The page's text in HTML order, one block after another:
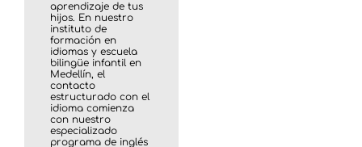
aprendizaje de tus
hijos. En nuestro
instituto de
formación en
idiomas y escuela
bilingüe infantil en
Medellín, el
contacto
estructurado con el
idioma comienza
con nuestro
especializado
programa de inglés